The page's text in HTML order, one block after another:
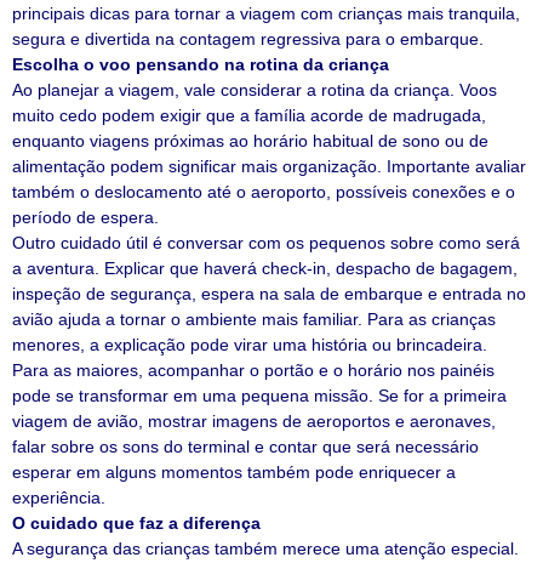
principais dicas para tornar a viagem com crianças mais tranquila,
segura e divertida na contagem regressiva para o embarque.
Escolha o voo pensando na rotina da criança
Ao planejar a viagem, vale considerar a rotina da criança. Voos
muito cedo podem exigir que a família acorde de madrugada,
enquanto viagens próximas ao horário habitual de sono ou de
alimentação podem significar mais organização. Importante avaliar
também o deslocamento até o aeroporto, possíveis conexões e o
período de espera.
Outro cuidado útil é conversar com os pequenos sobre como será
a aventura. Explicar que haverá check-in, despacho de bagagem,
inspeção de segurança, espera na sala de embarque e entrada no
avião ajuda a tornar o ambiente mais familiar. Para as crianças
menores, a explicação pode virar uma história ou brincadeira.
Para as maiores, acompanhar o portão e o horário nos painéis
pode se transformar em uma pequena missão. Se for a primeira
viagem de avião, mostrar imagens de aeroportos e aeronaves,
falar sobre os sons do terminal e contar que será necessário
esperar em alguns momentos também pode enriquecer a
experiência.
O cuidado que faz a diferença
A segurança das crianças também merece uma atenção especial.